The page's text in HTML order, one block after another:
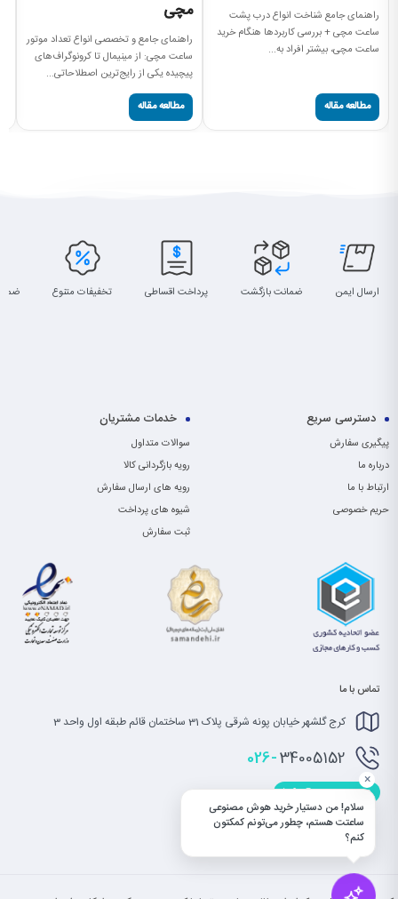
راهنمای جامع شناخت انواع درب پشت
ساعت مچی + بررسی کاربردها هنگام خرید
ساعت مچی، بیشتر افراد به...
مطالعه مقاله
مچی
راهنمای جامع و تخصصی انواع تعداد موتور
ساعت مچی: از مینیمال تا کرونوگراف‌های
پیچیده یکی از رایج‌ترین اصطلاحاتی...
مطالعه مقاله
ارسال ایمن ضمانت بازگشت پرداخت اقساطی تخفیفات متنوع
دسترسی سریع
پیگیری سفارش
درباره ما
ارتباط با ما
حریم خصوصی
خدمات مشتریان
سوالات متداول
رویه بازگردانی کالا
رویه های ارسال سفارش
شیوه های پرداخت
ثبت سفارش
تماس با ما
کرج گلشهر خیابان پونه شرقی پلاک 31 ساختمان قائم طبقه اول واحد 3
026-34005152
info@saatet.com
سلام! من دستیار خرید هوش مصنوعی
ساعتت هستم، چطور می‌تونم کمکتون
کنم؟
×